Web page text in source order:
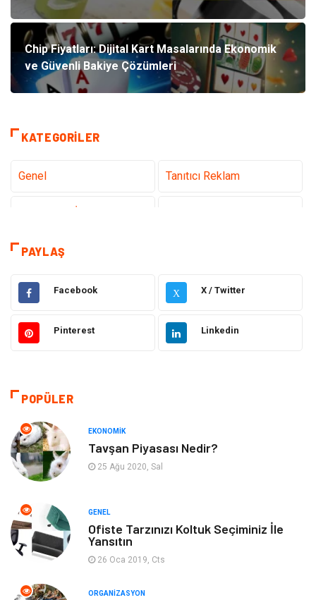
Chip Fiyatları: Dijital Kart Masalarında Ekonomik
ve Güvenli Bakiye Çözümleri
KATEGORILER
Genel Tanıtıcı Reklam
teknoloji
Hukuk Giyim
Elektronik Makine
Sağlıklı Yaşam
Otomotiv
Tatil
Yeme & İçme Spor
PAYLAŞ
Facebook X X / Twitter
Pinterest Linkedin
POPÜLER
EKONOMIK
Tavşan Piyasası Nedir?
25 Ağu 2020, Sal
GENEL
Ofiste Tarzınızı Koltuk Seçiminiz İle
Yansıtın
26 Oca 2019, Cts
ORGANIZASYON